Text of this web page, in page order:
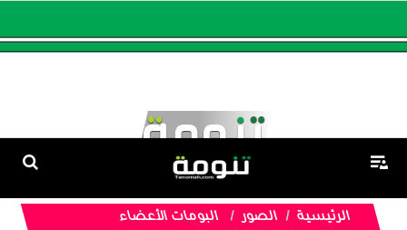
الرئيسية الصور
البومات الأعضاء